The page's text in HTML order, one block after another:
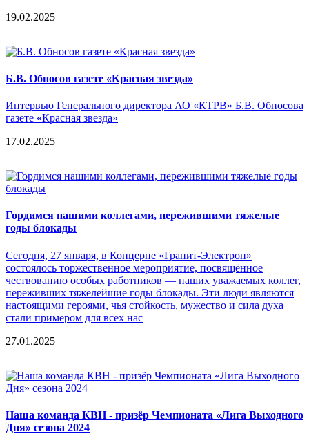
19.02.2025
Б.В. Обносов газете «Красная звезда»
Интервью Генерального директора АО «КТРВ» Б.В. Обносова
газете «Красная звезда»
17.02.2025
Гордимся нашими коллегами, пережившими тяжелые
годы блокады
Сегодня, 27 января, в Концерне «Гранит-Электрон»
состоялось торжественное мероприятие, посвящённое
чествованию особых работников — наших уважаемых коллег,
переживших тяжелейшие годы блокады. Эти люди являются
настоящими героями, чья стойкость, мужество и сила духа
стали примером для всех нас
27.01.2025
Наша команда КВН - призёр Чемпионата «Лига Выходного
Дня» сезона 2024